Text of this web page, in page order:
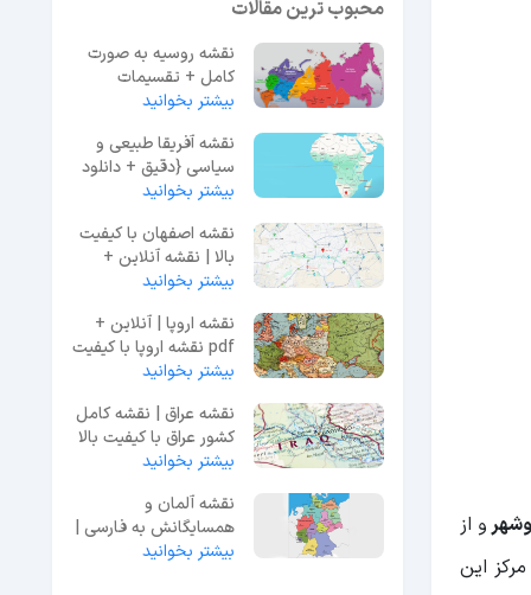
و از
مرکز این
محبوب ترین مقالات
نقشه روسیه به صورت
کامل + تقسیمات
کشوری آن
بیشتر بخوانید
نقشه آفریقا طبیعی و
سیاسی {دقیق + دانلود
عکس کیفیت بالا}
بیشتر بخوانید
نقشه اصفهان با کیفیت
بالا | نقشه آنلاین +
دانلود
بیشتر بخوانید
نقشه اروپا | آنلاین +
pdf نقشه اروپا با کیفیت
بیشتر بخوانید
نقشه عراق | نقشه کامل
کشور عراق با کیفیت بالا
+ عکس
بیشتر بخوانید
نقشه آلمان و
همسایگانش به فارسی |
اطلاعات جامع + عکس
بیشتر بخوانید